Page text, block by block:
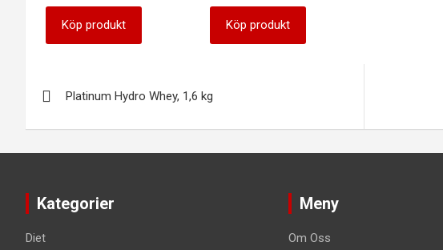
Köp produkt Köp produkt
Platinum Hydro Whey, 1,6 kg
Kategorier
Diet
Meny
Om Oss